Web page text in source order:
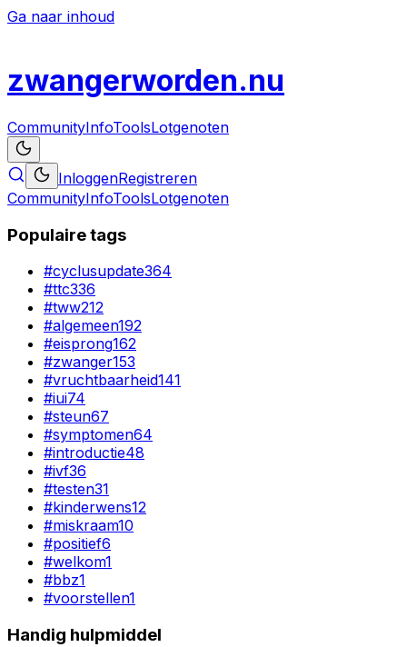
Ga naar inhoud
zwangerworden.nu
CommunityInfoToolsLotgenoten
InloggenRegistreren
CommunityInfoToolsLotgenoten
Populaire tags
#cyclusupdate364
#ttc336
#tww212
#algemeen192
#eisprong162
#zwanger153
#vruchtbaarheid141
#iui74
#steun67
#symptomen64
#introductie48
#ivf36
#testen31
#kinderwens12
#miskraam10
#positief6
#welkom1
#bbz1
#voorstellen1
Handig hulpmiddel